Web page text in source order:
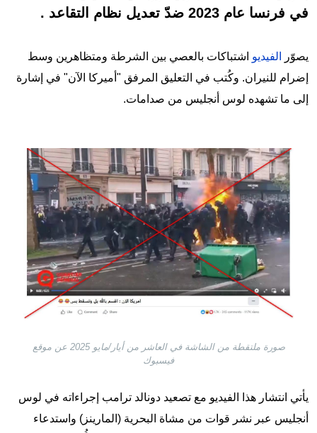
في فرنسا عام 2023 ضدّ تعديل نظام التقاعد .
يصوّر الفيديو اشتباكات بالعصي بين الشرطة ومتظاهرين وسط
إضرام للنيران. وكُتب في التعليق المرفق "أميركا الآن" في إشارة
إلى ما تشهده لوس أنجليس من صدامات.
Image
صورة ملتقطة من الشاشة في العاشر من أيار/مايو 2025 عن موقع
فيسبوك
يأتي انتشار هذا الفيديو مع تصعيد دونالد ترامب إجراءاته في لوس
أنجليس عبر نشر قوات من مشاة البحرية (المارينز) واستدعاء